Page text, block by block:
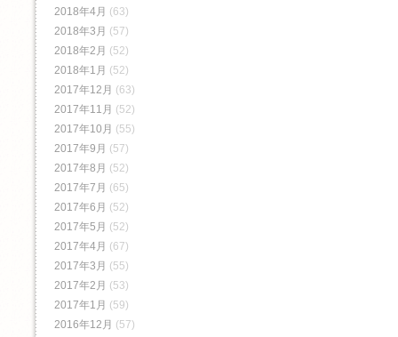
2018年4月 (63)
2018年3月 (57)
2018年2月 (52)
2018年1月 (52)
2017年12月 (63)
2017年11月 (52)
2017年10月 (55)
2017年9月 (57)
2017年8月 (52)
2017年7月 (65)
2017年6月 (52)
2017年5月 (52)
2017年4月 (67)
2017年3月 (55)
2017年2月 (53)
2017年1月 (59)
2016年12月 (57)